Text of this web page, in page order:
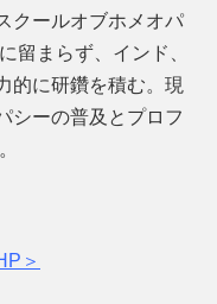
クールオブホメオパ
留まらず、インド、
的に研鑽を積む。現
シーの普及とプロフ
＞